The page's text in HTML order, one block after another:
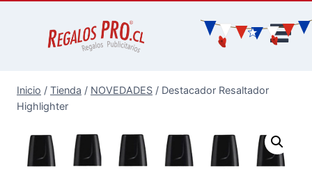
Inicio / Tienda / NOVEDADES / Destacador Resaltador
Highlighter